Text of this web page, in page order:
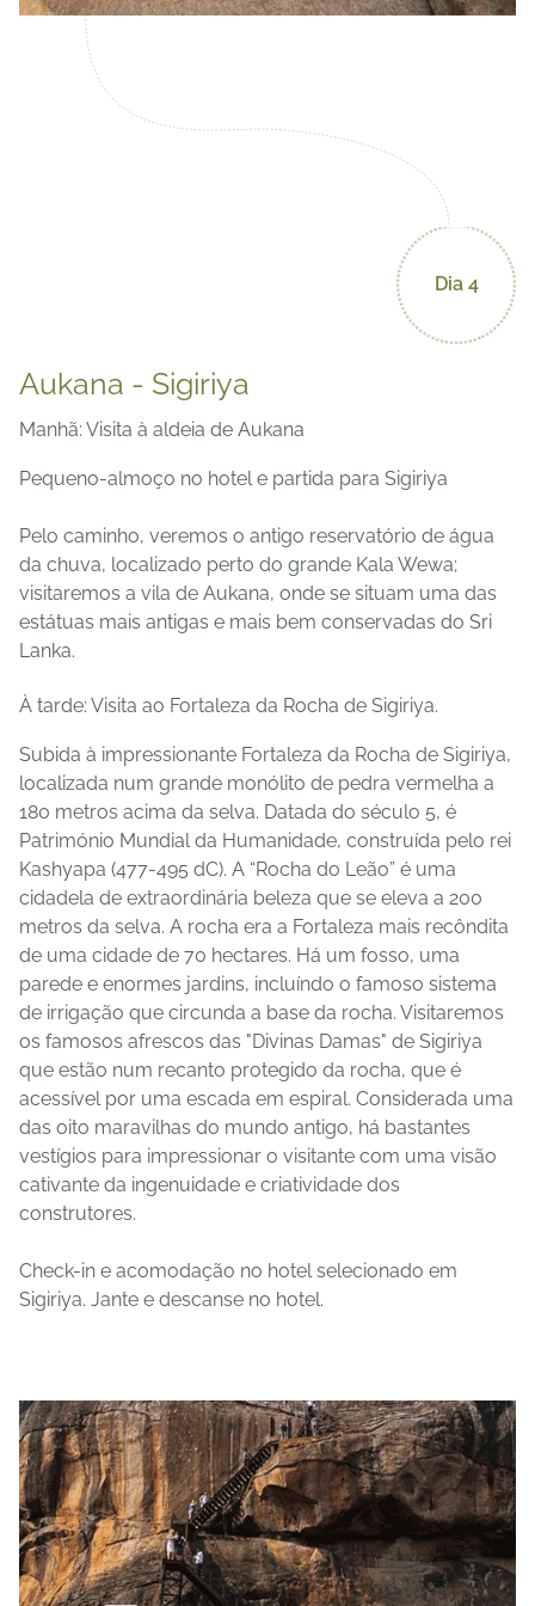
Dia 4
Aukana - Sigiriya
Manhã: Visita à aldeia de Aukana
Pequeno-almoço no hotel e partida para Sigiriya
Pelo caminho, veremos o antigo reservatório de água
da chuva, localizado perto do grande Kala Wewa;
visitaremos a vila de Aukana, onde se situam uma das
estátuas mais antigas e mais bem conservadas do Sri
Lanka.
À tarde: Visita ao Fortaleza da Rocha de Sigiriya.
Subida à impressionante Fortaleza da Rocha de Sigiriya,
localizada num grande monólito de pedra vermelha a
180 metros acima da selva. Datada do século 5, é
Património Mundial da Humanidade, construída pelo rei
Kashyapa (477-495 dC). A “Rocha do Leão” é uma
cidadela de extraordinária beleza que se eleva a 200
metros da selva. A rocha era a Fortaleza mais recôndita
de uma cidade de 70 hectares. Há um fosso, uma
parede e enormes jardins, incluíndo o famoso sistema
de irrigação que circunda a base da rocha. Visitaremos
os famosos afrescos das "Divinas Damas" de Sigiriya
que estão num recanto protegido da rocha, que é
acessível por uma escada em espiral. Considerada uma
das oito maravilhas do mundo antigo, há bastantes
vestígios para impressionar o visitante com uma visão
cativante da ingenuidade e criatividade dos
construtores.
Check-in e acomodação no hotel selecionado em
Sigiriya. Jante e descanse no hotel.